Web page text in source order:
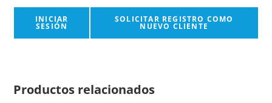
INICIAR
SESIÓN
SOLICITAR REGISTRO COMO
NUEVO CLIENTE
Productos relacionados